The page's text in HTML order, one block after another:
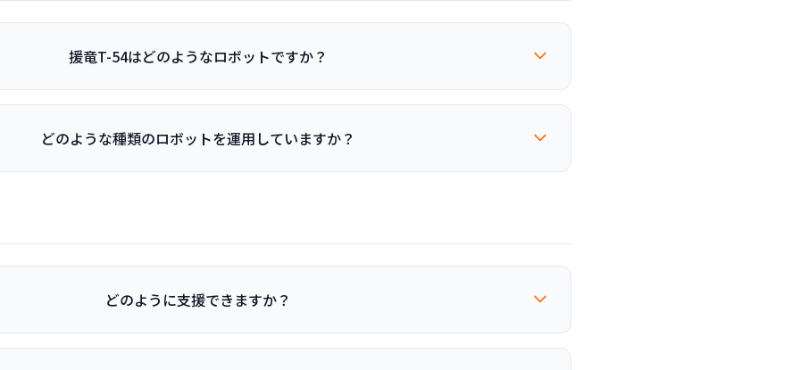
援竜T-54はどのようなロボットですか？
どのような種類のロボットを運用していますか？
どのように支援できますか？